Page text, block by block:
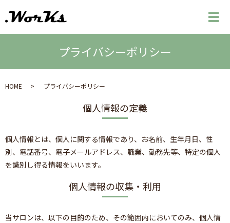
メ
プライバシーポリシー
HOME プライバシーポリシー
個人情報の定義
個人情報とは、個人に関する情報であり、お名前、生年月日、性
別、電話番号、電子メールアドレス、職業、勤務先等、特定の個人
を識別し得る情報をいいます。
個人情報の収集・利用
当サロンは、以下の目的のため、その範囲内においてのみ、個人情